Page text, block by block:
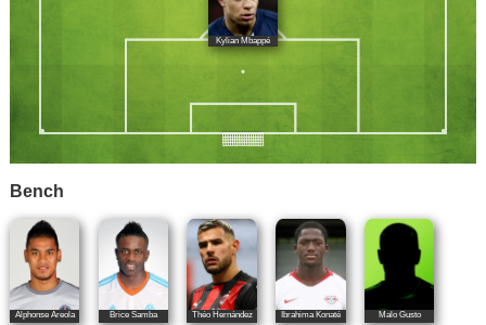
Kylian Mbappé
Bench
Alphonse Areola Brice Samba Théo Hernández Ibrahima Konaté Malo Gusto